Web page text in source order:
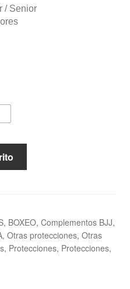
/ Senior
, BOXEO, Complementos BJJ,
, Otras protecciones, Otras
, Protecciones, Protecciones,